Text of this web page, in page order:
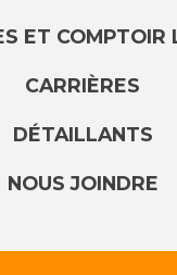
ET COMPTOIR
CARRIÈRES
DÉTAILLANTS
NOUS JOINDRE